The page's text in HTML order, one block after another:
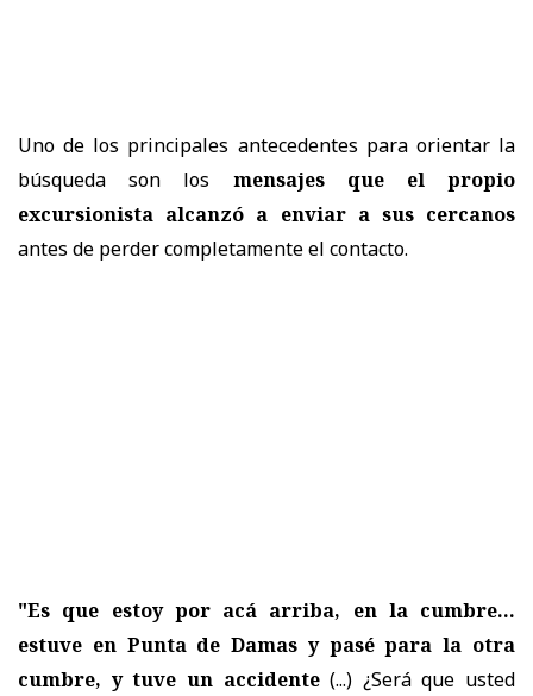
Uno de los principales antecedentes para orientar la
búsqueda son los mensajes que el propio
excursionista alcanzó a enviar a sus cercanos
antes de perder completamente el contacto.
"Es que estoy por acá arriba, en la cumbre...
estuve en Punta de Damas y pasé para la otra
cumbre, y tuve un accidente(...) ¿Será que usted